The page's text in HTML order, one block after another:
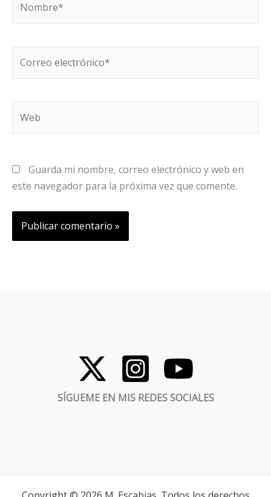
electrónico*
Guarda mi nombre, correo electrónico y web en
este navegador para la próxima vez que comente.
SÍGUEME EN MIS REDES SOCIALES